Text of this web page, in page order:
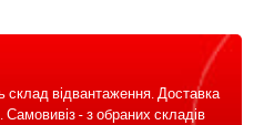
склад відвантаження. Доставка
Самовивіз - з обраних складів